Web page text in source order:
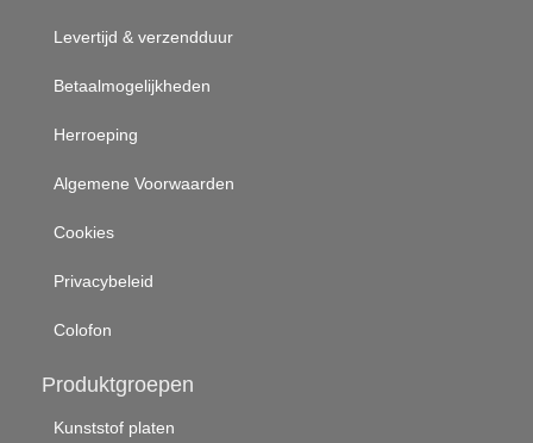
Levertijd & verzendduur
Betaalmogelijkheden
Herroeping
Algemene Voorwaarden
Cookies
Privacybeleid
Colofon
Produktgroepen
Kunststof platen